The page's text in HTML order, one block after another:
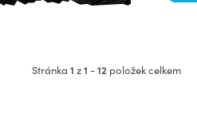
Stránka 1 z1 -12 položek celkem